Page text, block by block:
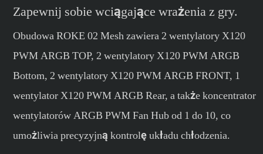
Zapewnij sobie wciągające wrażenia z gry.
Obudowa ROKE 02 Mesh zawiera 2 wentylatory X120
PWM ARGB TOP, 2 wentylatory X120 PWM ARGB
Bottom, 2 wentylatory X120 PWM ARGB FRONT, 1
wentylator X120 PWM ARGB Rear, a także koncentrator
wentylatorów ARGB PWM Fan Hub od 1 do 10, co
umożliwia precyzyjną kontrolę układu chłodzenia.